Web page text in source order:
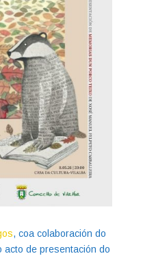
, coa colaboración do
acto de presentación do